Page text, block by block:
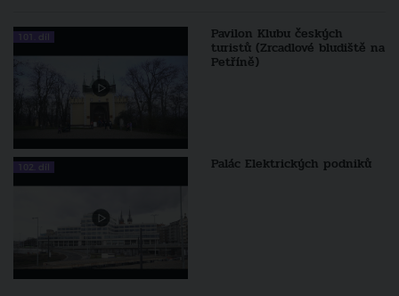
101. díl Pavilon Klubu českých
turistů (Zrcadlové bludiště na
Petříně)
102. díl Palác Elektrických podniků